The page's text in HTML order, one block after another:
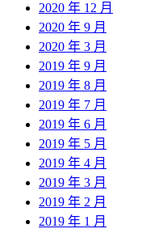
2020 年 12 月
2020 年 9 月
2020 年 3 月
2019 年 9 月
2019 年 8 月
2019 年 7 月
2019 年 6 月
2019 年 5 月
2019 年 4 月
2019 年 3 月
2019 年 2 月
2019 年 1 月